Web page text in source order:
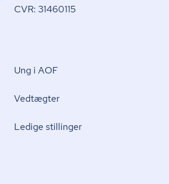
CVR: 31460115
Ung i AOF
Vedtægter
Ledige stillinger